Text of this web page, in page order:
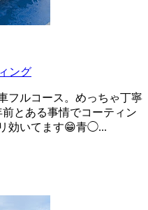
ング
フルコース。めっちゃ丁寧
とある事情でコーティン
効いてます😁青◯...